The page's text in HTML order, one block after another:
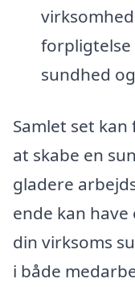
sundhed
Samlet set
at skabe en
gladere
ende kan
din virksoms
i både